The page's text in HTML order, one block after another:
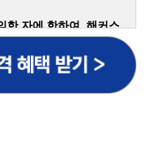
한 자에 한하여 해커스
교육그룹의 새로운 서
안내 등 신청자의 취
기 위함.
, 해커스임용, 해커스공무
중개사, 해커스주택관리